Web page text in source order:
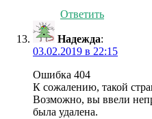
Ответить
Надежда:
03.02.2019 в 22:15
Ошибка 404
К сожалению, такой
Возможно, вы ввели
была удалена.